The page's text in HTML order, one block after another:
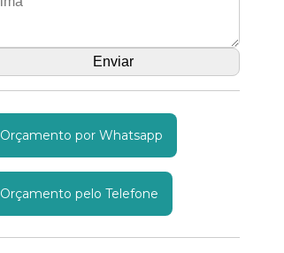
Orçamento por Whatsapp
Orçamento pelo Telefone